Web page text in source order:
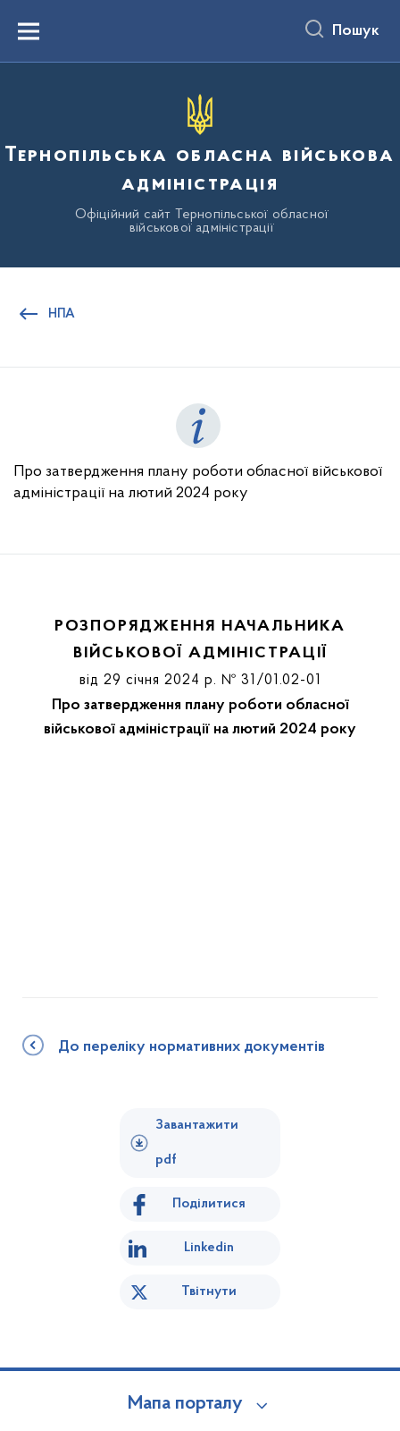
вмістуMenu Пошук
Тернопільська обласна військова
адміністрація
Офіційний сайт Тернопільської обласної
військової адміністрації
НПА
Про затвердження плану роботи обласної військової
адміністрації на лютий 2024 року
РОЗПОРЯДЖЕННЯ НАЧАЛЬНИКА
ВІЙСЬКОВОЇ АДМІНІСТРАЦІЇ
від 29 січня 2024 р. № 31/01.02-01
Про затвердження плану роботи обласної
військової адміністрації на лютий 2024 року
До переліку нормативних документів
Завантажити
pdf
Поділитися
Linkedin
Твітнути
Мапа порталу